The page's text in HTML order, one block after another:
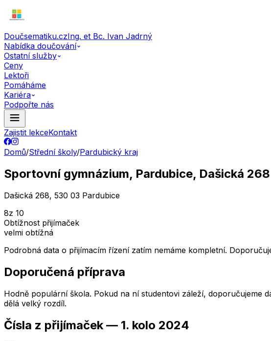
Doučsematiku.czIng. et Bc. Ivan Jadrný
Nabídka doučování
Ostatní služby
Ceny
Lektoři
Pomáháme
Kariéra
Podpořte nás
Zajistit lekceKontakt
Domů/Střední školy/Pardubický kraj
Sportovní gymnázium, Pardubice, Dašická 268
Dašická 268, 530 03 Pardubice
8z 10
Obtížnost přijímaček
velmi obtížná
Podrobná data o přijímacím řízení zatím nemáme kompletní.
Doporučená příprava
Hodně populární škola. Pokud na ní studentovi záleží,
dělá velký rozdíl.
Čísla z přijímaček — 1. kolo 2024